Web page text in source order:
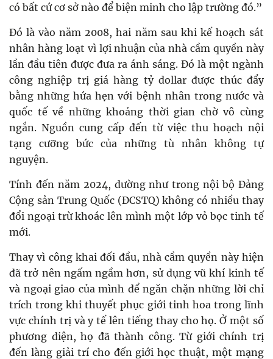
có bất cứ cơ sở nào để biện minh cho lập trường đó.”
Đó là vào năm 2008, hai năm sau khi kế hoạch sát
nhân hàng loạt vì lợi nhuận của nhà cầm quyền này
lần đầu tiên được đưa ra ánh sáng. Đó là một ngành
công nghiệp trị giá hàng tỷ dollar được thúc đẩy
bằng những hứa hẹn với bệnh nhân trong nước và
quốc tế về những khoảng thời gian chờ vô cùng
ngắn. Nguồn cung cấp đến từ việc thu hoạch nội
tạng cưỡng bức của những tù nhân không tự
nguyện.
Tính đến năm 2024, dường như trong nội bộ Đảng
Cộng sản Trung Quốc (ĐCSTQ) không có nhiều thay
đổi ngoại trừ khoác lên mình một lớp vỏ bọc tinh tế
mới.
Thay vì công khai đối đầu, nhà cầm quyền này hiện
đã trở nên ngấm ngầm hơn, sử dụng vũ khí kinh tế
và ngoại giao của mình để ngăn chặn những lời chỉ
trích trong khi thuyết phục giới tinh hoa trong lĩnh
vực chính trị và y tế lên tiếng thay cho họ. Ở một số
phương diện, họ đã thành công. Từ giới chính trị
đến làng giải trí cho đến giới học thuật, một mạng